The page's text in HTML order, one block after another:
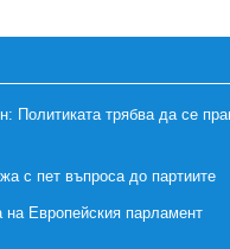
Политиката трябва да се
с пет въпроса до партиите
на Европейския парламент